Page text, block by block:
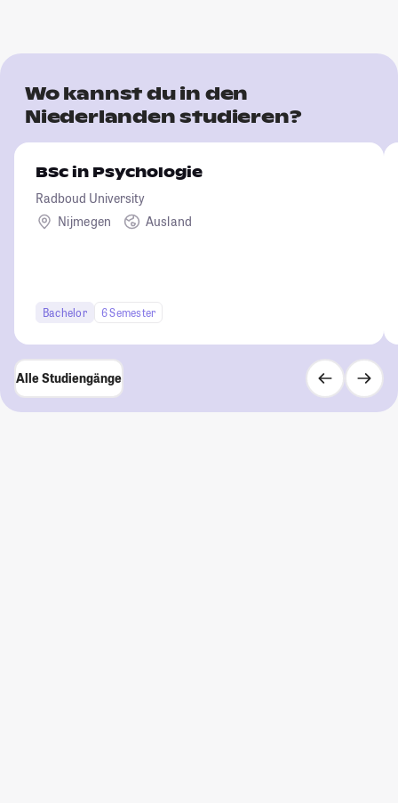
Wo kannst du in den
Niederlanden studieren?
BSc in Psychologie
Radboud University
Nijmegen
Ausland
Bachelor 6 Semester
Alle Studiengänge